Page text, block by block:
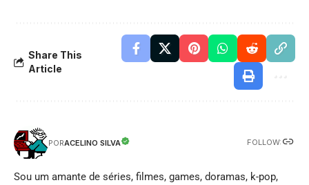
Share This
Article
PORACELINO SILVA FOLLOW:
Sou um amante de séries, filmes, games, doramas, k-pop,